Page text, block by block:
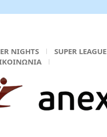
NIGHTS SUPER LEAGUE